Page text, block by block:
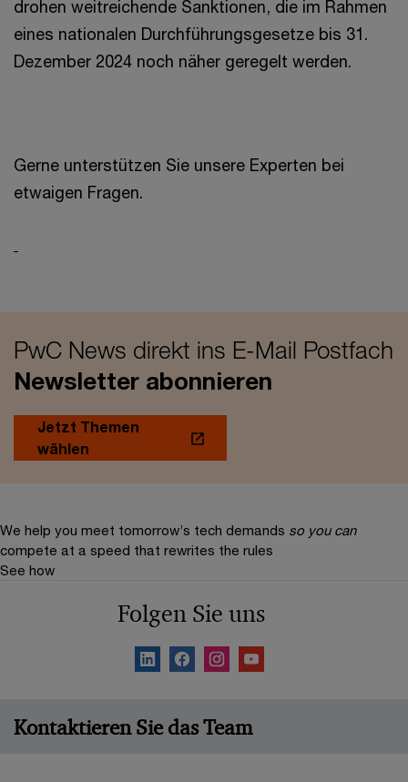
drohen weitreichende Sanktionen, die im Rahmen
eines nationalen Durchführungsgesetze bis 31.
Dezember 2024 noch näher geregelt werden.
Gerne unterstützen Sie unsere Experten bei
etwaigen Fragen.
PwC News direkt ins E-Mail Postfach
Newsletter abonnieren
Jetzt Themen
wählen
We help you meet tomorrow’s tech demands so you can
compete at a speed that rewrites the rules
See how
Folgen Sie uns
Kontaktieren Sie das Team